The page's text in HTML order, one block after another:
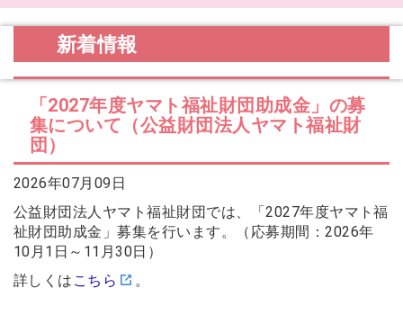
がんばる介護職員応援事業 イメー
ジアップ動画広告のSNS広告配信プロポーザルの実
施について
TOYAMA 2026に参加される法人の皆様へ
2026年07月14日
ソウェルクラブ
ソウェルクラブ
その他の会員情報サービスを更新しま
した。
2026年07月06日
福祉カレッジ
№29 強度行動障害支援者養成研修（基
新着情報
「2027年度ヤマト福祉財団助成金」の募
集について（公益財団法人ヤマト福祉財
団）
2026年07月09日
公益財団法人ヤマト福祉財団では、「2027年度ヤマト福
祉財団助成金」募集を行います。（応募期間：2026年
10月1日～11月30日）
詳しくは こちら 。